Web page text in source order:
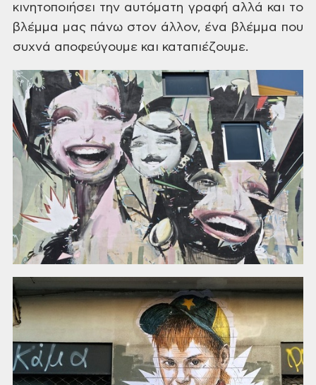
κινητοποιήσει την αυτόματη γραφή αλλά και το
βλέμμα μας πάνω στον άλλον, ένα βλέμμα που
συχνά αποφεύγουμε και καταπιέζουμε.